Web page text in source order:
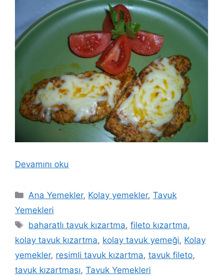
Devamını oku
Kategoriler
Ana Yemekler, Kolay yemekler,Tavuk
Yemekleri
Etiketler
baharatlı tavuk kızartma,fileto kızartma,
kolay tavuk kızartma, kolay tavuk yemeği, Kolay
yemekler, resimli tavuk kızartma, tavuk fileto,
tavuk kızartması, Tavuk Yemekleri